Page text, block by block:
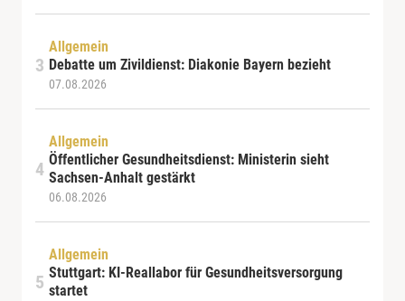
Allgemein
Debatte um Zivildienst: Diakonie Bayern bezieht
07.08.2026
Allgemein
Öffentlicher Gesundheitsdienst: Ministerin sieht
Sachsen-Anhalt gestärkt
06.08.2026
Allgemein
Stuttgart: KI-Reallabor für Gesundheitsversorgung
startet